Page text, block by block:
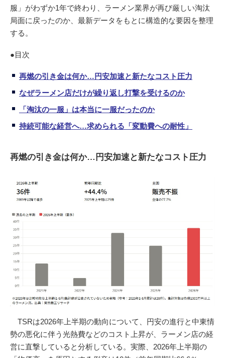
服」がわずか1年で終わり、ラーメン業界が再び厳しい淘汰
局面に戻ったのか、最新データをもとに構造的な要因を整理
する。
●目次
再燃の引き金は何か…円安加速と新たなコスト圧力
なぜラーメン店だけが繰り返し打撃を受けるのか
「淘汰の一服」は本当に一服だったのか
持続可能な経営へ…求められる「変動費への耐性」
再燃の引き金は何か…円安加速と新たなコスト圧力
TSRは2026年上半期の動向について、円安の進行と中東情
勢の悪化に伴う光熱費などのコスト上昇が、ラーメン店の経
営に直撃していると分析している。実際、2026年上半期の